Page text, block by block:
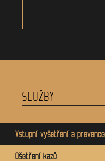
SLUŽBY
Vstupní vyšetření a prevence
Ošetření kazů